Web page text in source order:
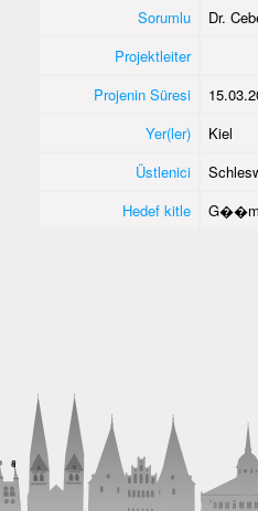
Sorumlu
Dr.
Projektleiter
Projenin Süresi
Yer(ler)
Kiel
Üstlenici
Hedef kitle